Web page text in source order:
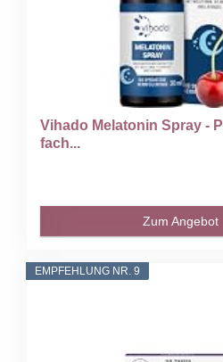
Vihado Melatonin Spray -
fach...
Zum Angebot
EMPFEHLUNG NR. 9